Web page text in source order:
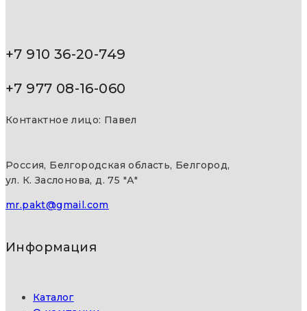
+7 910 36-20-749
+7 977 08-16-060
Контактное лицо: Павел
Россия, Белгородская область, Белгород,
ул. К. Заслонова, д. 75 "А"
mr.pakt@gmail.com
Информация
Каталог